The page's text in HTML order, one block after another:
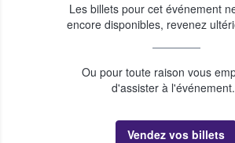
Les billets pour cet événement
encore disponibles, revenez
Ou pour toute raison vous
d'assister à
Vendez vos billets